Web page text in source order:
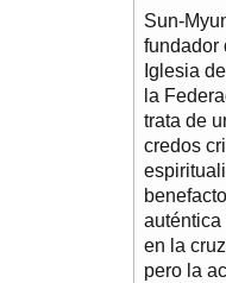
Sun-
fundador
Iglesia
la
trata de
credos
auténtica
en la
pero la